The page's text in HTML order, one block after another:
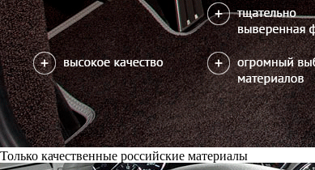
Только качественные российские материалы